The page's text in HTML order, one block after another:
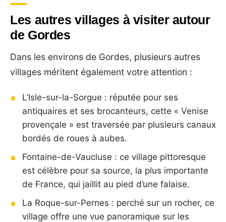
Les autres villages à visiter autour
de Gordes
Dans les environs de Gordes, plusieurs autres
villages méritent également votre attention :
L’Isle-sur-la-Sorgue : réputée pour ses
antiquaires et ses brocanteurs, cette « Venise
provençale » est traversée par plusieurs canaux
bordés de roues à aubes.
Fontaine-de-Vaucluse : ce village pittoresque
est célèbre pour sa source, la plus importante
de France, qui jaillit au pied d’une falaise.
La Roque-sur-Pernes : perché sur un rocher, ce
village offre une vue panoramique sur les